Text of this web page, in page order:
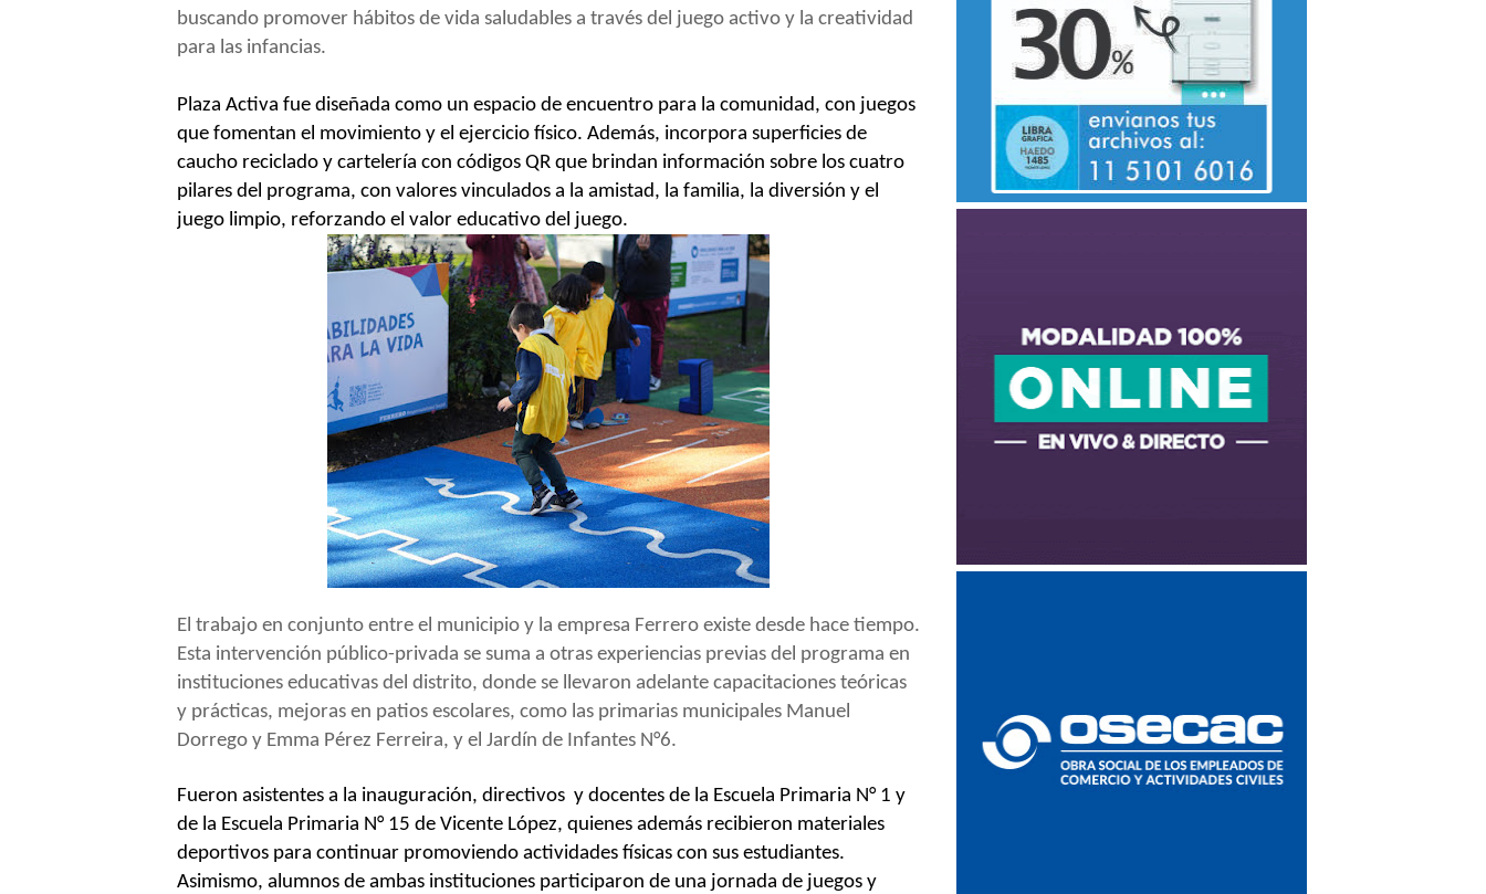
buscando promover hábitos de vida saludables a través del juego activo y la creatividad
para las infancias.
Plaza Activa fue diseñada como un espacio de encuentro para la comunidad, con juegos
que fomentan el movimiento y el ejercicio físico. Además, incorpora superficies de
caucho reciclado y cartelería con códigos QR que brindan información sobre los cuatro
pilares del programa, con valores vinculados a la amistad, la familia, la diversión y el
juego limpio, reforzando el valor educativo del juego.
El trabajo en conjunto entre el municipio y la empresa Ferrero existe desde hace tiempo.
Esta intervención público-privada se suma a otras experiencias previas del programa en
instituciones educativas del distrito, donde se llevaron adelante capacitaciones teóricas
y prácticas, mejoras en patios escolares, como las primarias municipales Manuel
Dorrego y Emma Pérez Ferreira, y el Jardín de Infantes N°6.
Fueron asistentes a la inauguración, directivos y docentes de la Escuela Primaria N° 1 y
de la Escuela Primaria N° 15 de Vicente López, quienes además recibieron materiales
deportivos para continuar promoviendo actividades físicas con sus estudiantes.
Asimismo, alumnos de ambas instituciones participaron de una jornada de juegos y